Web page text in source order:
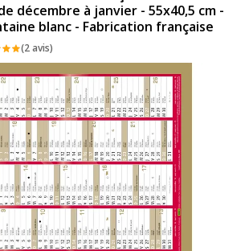
décembre à janvier - 55x40,5 cm -
blanc - Fabrication française
(2 avis)